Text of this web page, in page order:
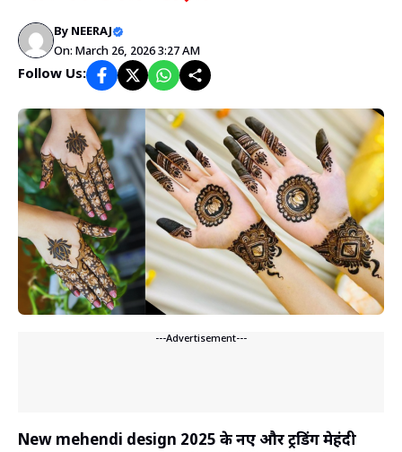
By NEERAJ
On: March 26, 2026 3:27 AM
Follow Us:
---Advertisement---
New mehendi design 2025 के नए और ट्रेंडिंग मेहंदी